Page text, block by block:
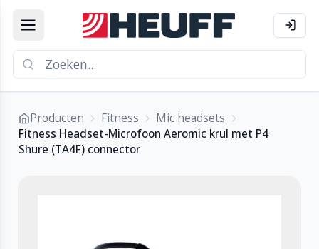
Producten Fitness
Mic headsets
Fitness Headset-Microfoon Aeromic krul met P4
Shure (TA4F) connector